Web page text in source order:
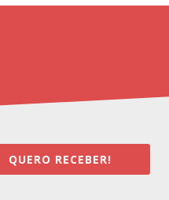
QUERO RECEBER!